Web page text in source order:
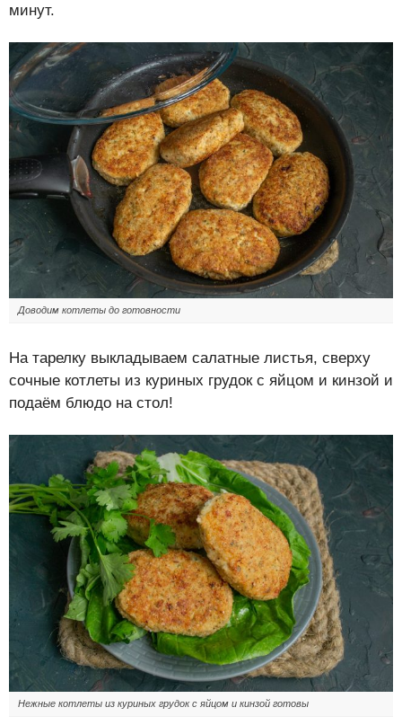
минут.
Доводим котлеты до готовности
На тарелку выкладываем салатные листья, сверху
сочные котлеты из куриных грудок с яйцом и кинзой и
подаём блюдо на стол!
Нежные котлеты из куриных грудок с яйцом и кинзой готовы